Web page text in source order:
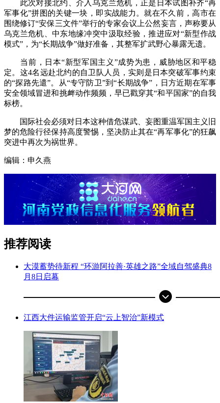
此次对接北约、介入乌克兰危机，正是日本试图补齐“再
军事化”拼图的关键一块，即实战能力。就在不久前，高市在
围绕修订“安保三文件”举行的专家会议上公然妄言，声称要从
乌克兰危机、中东地缘冲突中汲取经验，推进应对“新型作战
模式”，为“长期战争”做好准备，其整军扩武野心暴露无遗。
当前，日本“新型军国主义”成势为患，威胁地区和平稳
定。这4名远赴北约的自卫队人员，实则是日本突破军事约束
的“探路先遣”。从“专守防卫”到“长期战争”，日方近期在军事
安全领域冒进和挑衅动作频频，早已戳穿其“和平国家”的自我
标榜。
国际社会必须对日本这种借危谋武、妄图重温军国主义旧
梦的危险行径保持高度警惕，坚决防止其在“再军事化”的狂飙
突进中再次为祸世界。
编辑：申久燕
推荐阅读
大漠蓄势待新程 “环游阿拉善·英雄之路”全域自驾盛典8
月8日启幕
江西大件运输监管开启“云上智治”新模式